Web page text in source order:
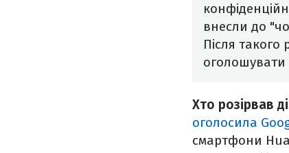
внесли до
Після такого
оголошувати
Хто розірвав
оголосила
смартфони